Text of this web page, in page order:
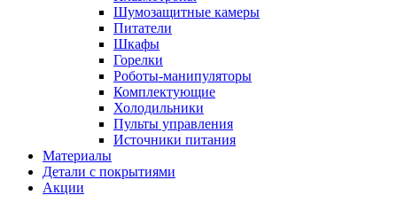
Шумозащитные камеры
Питатели
Шкафы
Горелки
Роботы-манипуляторы
Комплектующие
Холодильники
Пульты управления
Источники питания
Материалы
Детали с покрытиями
Акции